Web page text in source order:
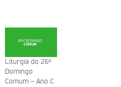
Liturgia do 26º
Domingo
Comum – Ano C